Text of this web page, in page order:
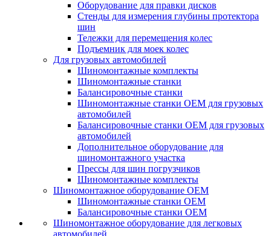
Оборудование для правки дисков
Стенды для измерения глубины протектора
шин
Тележки для перемещения колес
Подъемник для моек колеc
Для грузовых автомобилей
Шиномонтажные комплекты
Шиномонтажные станки
Балансировочные станки
Шиномонтажные станки ОЕМ для грузовых
автомобилей
Балансировочные станки ОЕМ для грузовых
автомобилей
Дополнительное оборудование для
шиномонтажного участка
Прессы для шин погрузчиков
Шиномонтажные комплекты
Шиномонтажное оборудование ОЕМ
Шиномонтажные станки ОЕМ
Балансировочные станки ОЕМ
Шиномонтажное оборудование для легковых
автомобилей